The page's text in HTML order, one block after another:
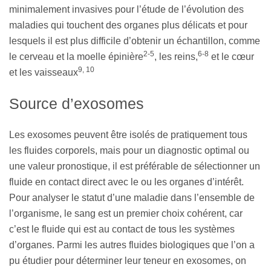
minimalement invasives pour l’étude de l’évolution des
maladies qui touchent des organes plus délicats et pour
lesquels il est plus difficile d’obtenir un échantillon, comme
le cerveau et la moelle épinière2-5, les reins,6-8 et le cœur
et les vaisseaux9, 10
Source d’exosomes
Les exosomes peuvent être isolés de pratiquement tous
les fluides corporels, mais pour un diagnostic optimal ou
une valeur pronostique, il est préférable de sélectionner un
fluide en contact direct avec le ou les organes d’intérêt.
Pour analyser le statut d’une maladie dans l’ensemble de
l’organisme, le sang est un premier choix cohérent, car
c’est le fluide qui est au contact de tous les systèmes
d’organes. Parmi les autres fluides biologiques que l’on a
pu étudier pour déterminer leur teneur en exosomes, on